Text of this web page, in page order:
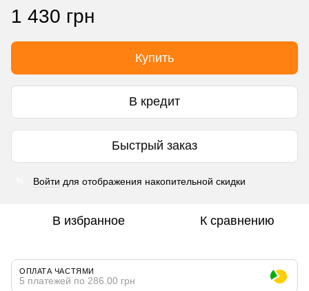
1 430 грн
Купить
В кредит
Быстрый заказ
Войти для отображения накопительной скидки
В избранное К сравнению
ОПЛАТА ЧАСТЯМИ
5 платежей по 286.00 грн